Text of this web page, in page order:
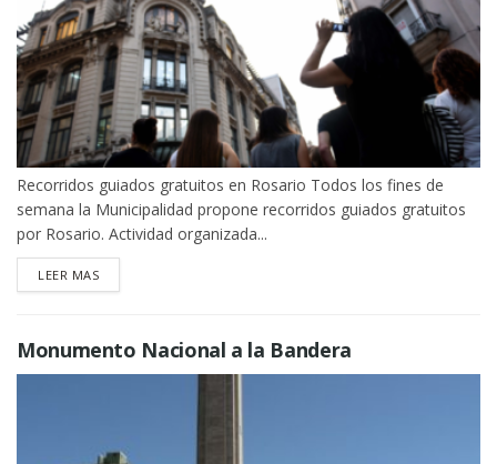
Recorridos guiados gratuitos en Rosario Todos los fines de
semana la Municipalidad propone recorridos guiados gratuitos
por Rosario. Actividad organizada...
LEER MASDETAILS
Monumento Nacional a la Bandera